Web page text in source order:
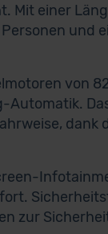
einer
und
von
dank
zur